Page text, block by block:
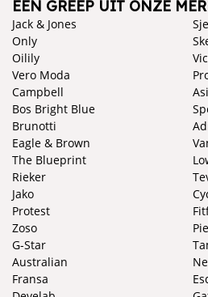
EEN GREEP UIT ONZE
Jack & Jones
Only
Oilily
Vero Moda
Campbell
Bos Bright Blue
Brunotti
Eagle & Brown
The Blueprint
Rieker
Jako
Protest
Zoso
G-Star
Australian
Fransa